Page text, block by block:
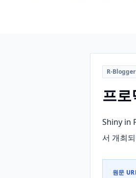
R-Blogger
프
Shiny in
서 개최
원문